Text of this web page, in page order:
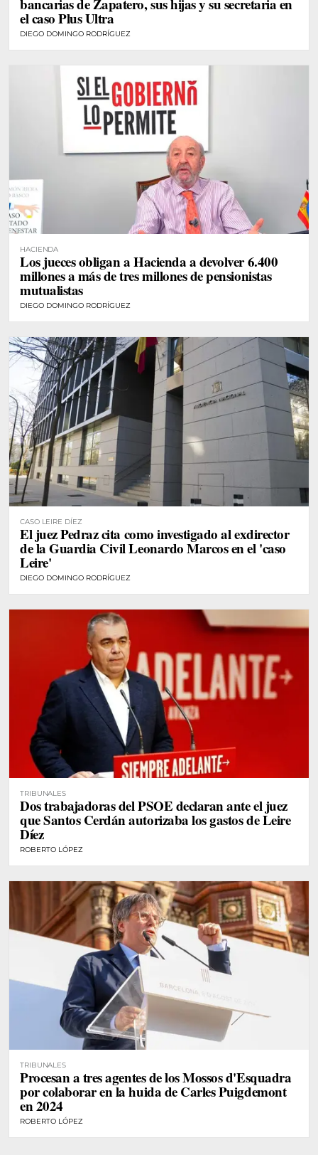
bancarias de Zapatero, sus hijas y su secretaria en
el caso Plus Ultra
DIEGO DOMINGO RODRÍGUEZ
HACIENDA
Los jueces obligan a Hacienda a devolver 6.400
millones a más de tres millones de pensionistas
mutualistas
DIEGO DOMINGO RODRÍGUEZ
CASO LEIRE DÍEZ
El juez Pedraz cita como investigado al exdirector
de la Guardia Civil Leonardo Marcos en el 'caso
Leire'
DIEGO DOMINGO RODRÍGUEZ
TRIBUNALES
Dos trabajadoras del PSOE declaran ante el juez
que Santos Cerdán autorizaba los gastos de Leire
Díez
ROBERTO LÓPEZ
TRIBUNALES
Procesan a tres agentes de los Mossos d'Esquadra
por colaborar en la huida de Carles Puigdemont
en 2024
ROBERTO LÓPEZ